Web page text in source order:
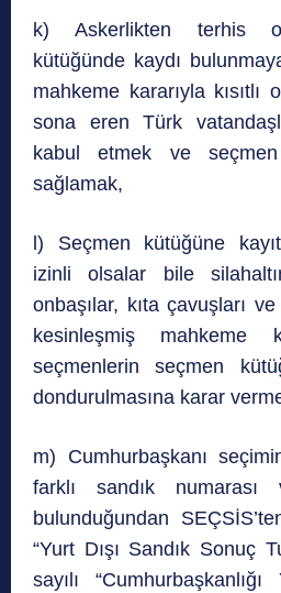
k) Askerlikten terhis
kütüğünde kaydı
mahkeme kararıyla kısıtlı
sona eren Türk
kabul etmek ve seçmen
sağlamak,
l) Seçmen kütüğüne
izinli olsalar bile
onbaşılar, kıta çavuşları
kesinleşmiş mahkeme
seçmenlerin seçmen
dondurulmasına karar
m) Cumhurbaşkanı
farklı sandık
bulunduğundan
“Yurt Dışı Sandık Sonuç
sayılı